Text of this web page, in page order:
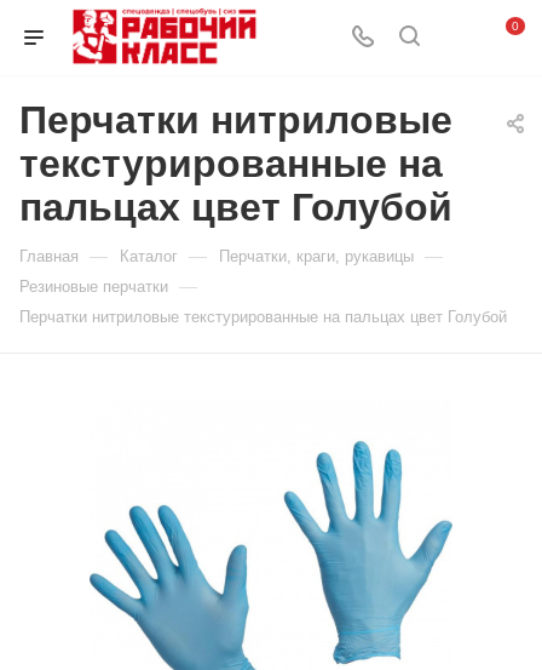
0
Перчатки нитриловые
текстурированные на
пальцах цвет Голубой
Главная — Каталог — Перчатки, краги, рукавицы —
Резиновые перчатки —
Перчатки нитриловые текстурированные на пальцах цвет Голубой